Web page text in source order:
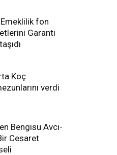
fon
Garanti
Koç
verdi
Bengisu Avcı-
Cesaret